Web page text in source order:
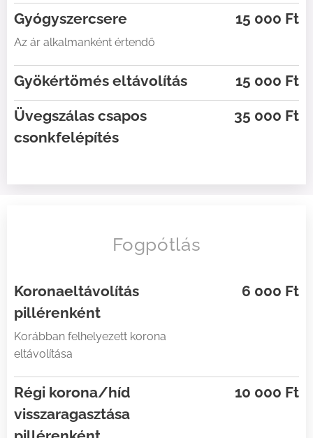
Gyógyszercsere
Az ár alkalmanként értendő
15 000 Ft
Gyökértömés eltávolítás
15 000 Ft
Üvegszálas csapos
csonkfelépítés
35 000 Ft
Fogpótlás
Koronaeltávolítás
pillérenként
Korábban felhelyezett korona
eltávolítása
6 000 Ft
Régi korona/híd
visszaragasztása
10 000 Ft